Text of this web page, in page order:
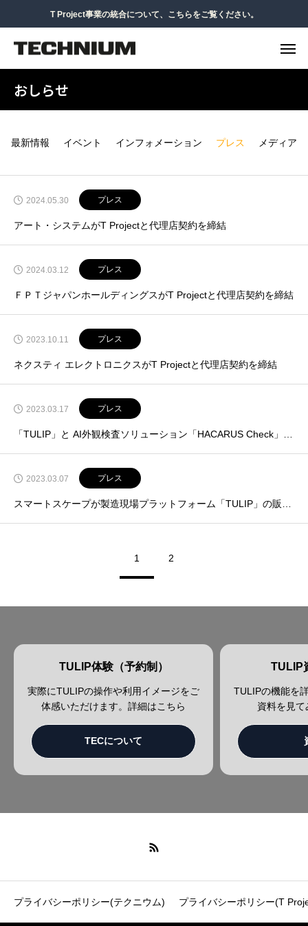
T Project事業の統合について、こちらをご覧ください。
おしらせ
最新情報 イベント インフォメーション プレス メディア
2024.05.30 プレス
アート・システムがT Projectと代理店契約を締結
2024.03.12 プレス
ＦＰＴジャパンホールディングスがT Projectと代理店契約を締結
2023.10.11 プレス
ネクスティ エレクトロニクスがT Projectと代理店契約を締結
2023.03.17 プレス
2023.03.07 プレス
1 2
TULIP体験（予約制）
実際にTULIPの操作や利用イメージをご
体感いただけます。詳細はこちら
TECについて
TULIP
TULIPの機能を
資料を見
プライバシーポリシー(テクニウム) プライバシーポリシー(T